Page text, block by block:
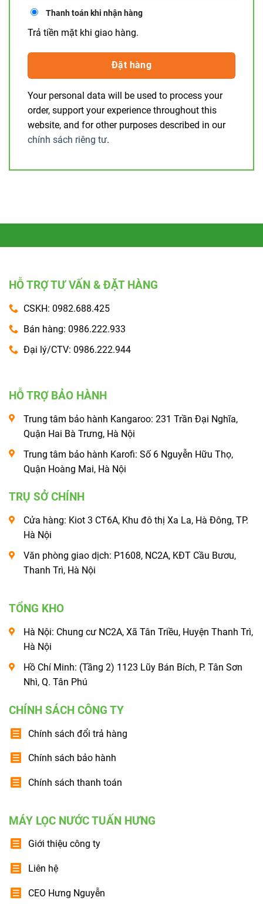
Thanh toán khi nhận hàng
Trả tiền mặt khi giao hàng.
Đặt hàng
Your personal data will be used to process your
order, support your experience throughout this
website, and for other purposes described in our
chính sách riêng tư.
HỖ TRỢ TƯ VẤN & ĐẶT HÀNG
CSKH: 0982.688.425
Bán hàng: 0986.222.933
Đại lý/CTV: 0986.222.944
HỖ TRỢ BẢO HÀNH
Trung tâm bảo hành Kangaroo: 231 Trần Đại Nghĩa,
Quận Hai Bà Trưng, Hà Nội
Trung tâm bảo hành Karofi: Số 6 Nguyễn Hữu Thọ,
Quận Hoàng Mai, Hà Nội
TRỤ SỞ CHÍNH
Cửa hàng: Kiot 3 CT6A, Khu đô thị Xa La, Hà Đông, TP.
Hà Nội
Văn phòng giao dịch: P1608, NC2A, KĐT Cầu Bươu,
Thanh Trì, Hà Nội
TỔNG KHO
Hà Nội: Chung cư NC2A, Xã Tân Triều, Huyện Thanh Trì,
Hà Nội
Hồ Chí Minh: (Tầng 2) 1123 Lũy Bán Bích, P. Tân Sơn
Nhì, Q. Tân Phú
CHÍNH SÁCH CÔNG TY
Chính sách đổi trả hàng
Chính sách bảo hành
Chính sách thanh toán
MÁY LỌC NƯỚC TUẤN HƯNG
Giới thiệu công ty
Liên hệ
CEO Hưng Nguyễn